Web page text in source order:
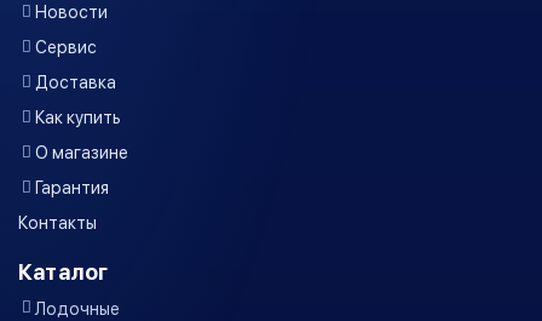
Новости
Сервис
Доставка
Как купить
О магазине
Гарантия
Контакты
Каталог
Лодочные